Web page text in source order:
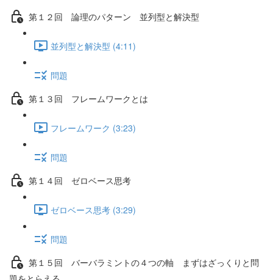
第１２回 論理のパターン 並列型と解決型
並列型と解決型 (4:11)
問題
第１３回 フレームワークとは
フレームワーク (3:23)
問題
第１４回 ゼロベース思考
ゼロベース思考 (3:29)
問題
第１５回 バーバラミントの４つの軸 まずはざっくりと問